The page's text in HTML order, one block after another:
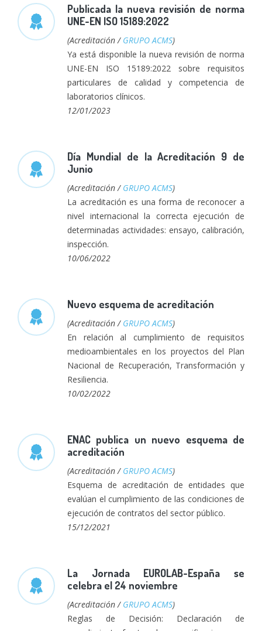
Publicada la nueva revisión de norma
UNE-EN ISO 15189:2022
(Acreditación / GRUPO ACMS)
Ya está disponible la nueva revisión de norma
UNE-EN ISO 15189:2022 sobre requisitos
particulares de calidad y competencia de
laboratorios clínicos.
12/01/2023
Día Mundial de la Acreditación 9 de
Junio
(Acreditación / GRUPO ACMS)
La acreditación es una forma de reconocer a
nivel internacional la correcta ejecución de
determinadas actividades: ensayo, calibración,
inspección.
10/06/2022
Nuevo esquema de acreditación
(Acreditación / GRUPO ACMS)
En relación al cumplimiento de requisitos
medioambientales en los proyectos del Plan
Nacional de Recuperación, Transformación y
Resiliencia.
10/02/2022
ENAC publica un nuevo esquema de
acreditación
(Acreditación / GRUPO ACMS)
Esquema de acreditación de entidades que
evalúan el cumplimiento de las condiciones de
ejecución de contratos del sector público.
15/12/2021
La Jornada EUROLAB-España se
celebra el 24 noviembre
(Acreditación / GRUPO ACMS)
Reglas de Decisión: Declaración de